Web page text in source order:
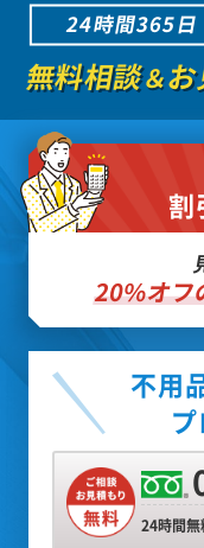
24時間365日
無料相談＆お
割
20%オフ
不用
24時間無